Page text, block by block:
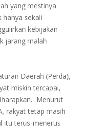
yang mestinya
hanya sekali
kebijakan
jarang malah
Daerah (Perda),
miskin tercapai,
Menurut
rakyat tetap masih
itu terus-menerus